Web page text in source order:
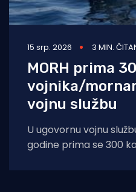
15 srp. 2026 3 MIN.
MORH prima
vojnika/
vojnu službu
U ugovornu vojnu
godine prima se 300